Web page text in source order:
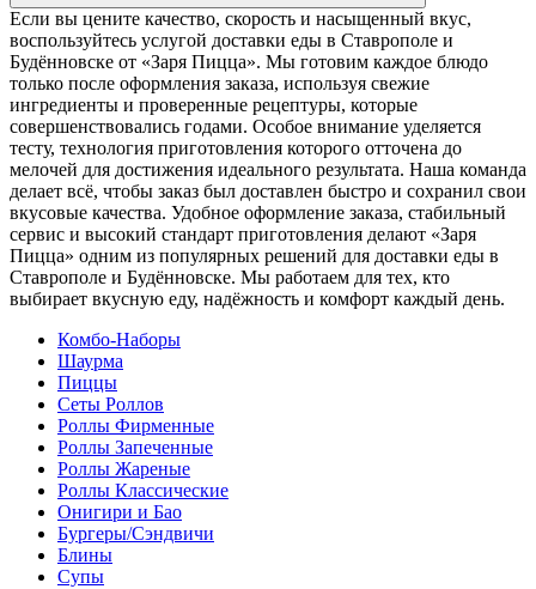
Если вы цените качество, скорость и насыщенный вкус,
воспользуйтесь услугой доставки еды в Ставрополе и
Будённовске от «Заря Пицца». Мы готовим каждое блюдо
только после оформления заказа, используя свежие
ингредиенты и проверенные рецептуры, которые
совершенствовались годами. Особое внимание уделяется
тесту, технология приготовления которого отточена до
мелочей для достижения идеального результата. Наша команда
делает всё, чтобы заказ был доставлен быстро и сохранил свои
вкусовые качества. Удобное оформление заказа, стабильный
сервис и высокий стандарт приготовления делают «Заря
Пицца» одним из популярных решений для доставки еды в
Ставрополе и Будённовске. Мы работаем для тех, кто
выбирает вкусную еду, надёжность и комфорт каждый день.
Комбо-Наборы
Шаурма
Пиццы
Сеты Роллов
Роллы Фирменные
Роллы Запеченные
Роллы Жареные
Роллы Классические
Онигири и Бао
Бургеры/Сэндвичи
Блины
Супы